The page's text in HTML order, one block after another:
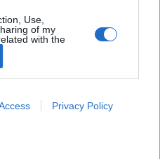
Use,
of my
with the
Privacy Policy